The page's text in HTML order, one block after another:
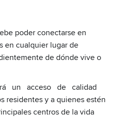
poder conectarse en
en cualquier lugar de
de dónde vive o
un acceso de calidad
y a quienes estén
centros de la vida